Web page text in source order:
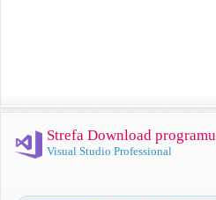
Strefa Download programu
Visual Studio Professional